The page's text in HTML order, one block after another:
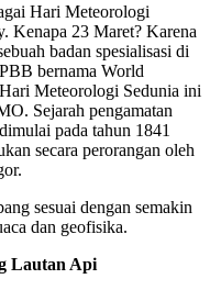
Hari Meteorologi
Kenapa 23 Maret? Karena
badan spesialisasi di
bernama World
Meteorologi Sedunia ini
Sejarah pengamatan
pada tahun 1841
secara perorangan oleh
sesuai dengan semakin
dan geofisika.
Lautan Api